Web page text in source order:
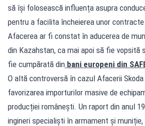
să își folosească influența asupra
pentru a facilita încheierea unor
Afacerea ar fi constat în aducerea de
din Kazahstan, ca mai apoi să fie vopsită
fie cumpărată din bani europeni din
O altă controversă în cazul Afacerii
favorizarea importurilor masive de
producției românești. Un raport din anul
ingineri specialiști în armament și